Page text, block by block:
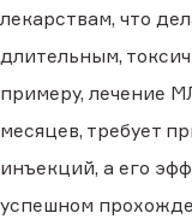
лекарствам, что
длительным,
примеру, лечение
месяцев, требует
инъекций, а его
успешном